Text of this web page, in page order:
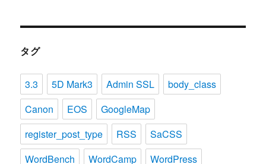
タグ
3.3 5D Mark3 Admin SSL
body_class
Canon
EOS
GoogleMap
register_post_type
RSS
SaCSS
WordBench
WordCamp
WordPress